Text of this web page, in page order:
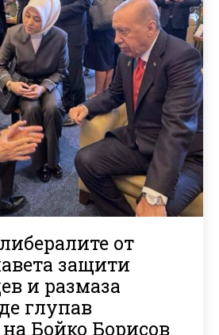
от
защити
и размаза
глупав
Бойко Борисов